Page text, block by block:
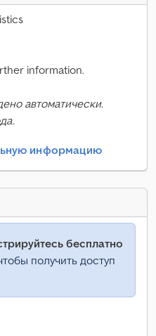
information.
автоматически.
информацию
бесплатно
получить доступ